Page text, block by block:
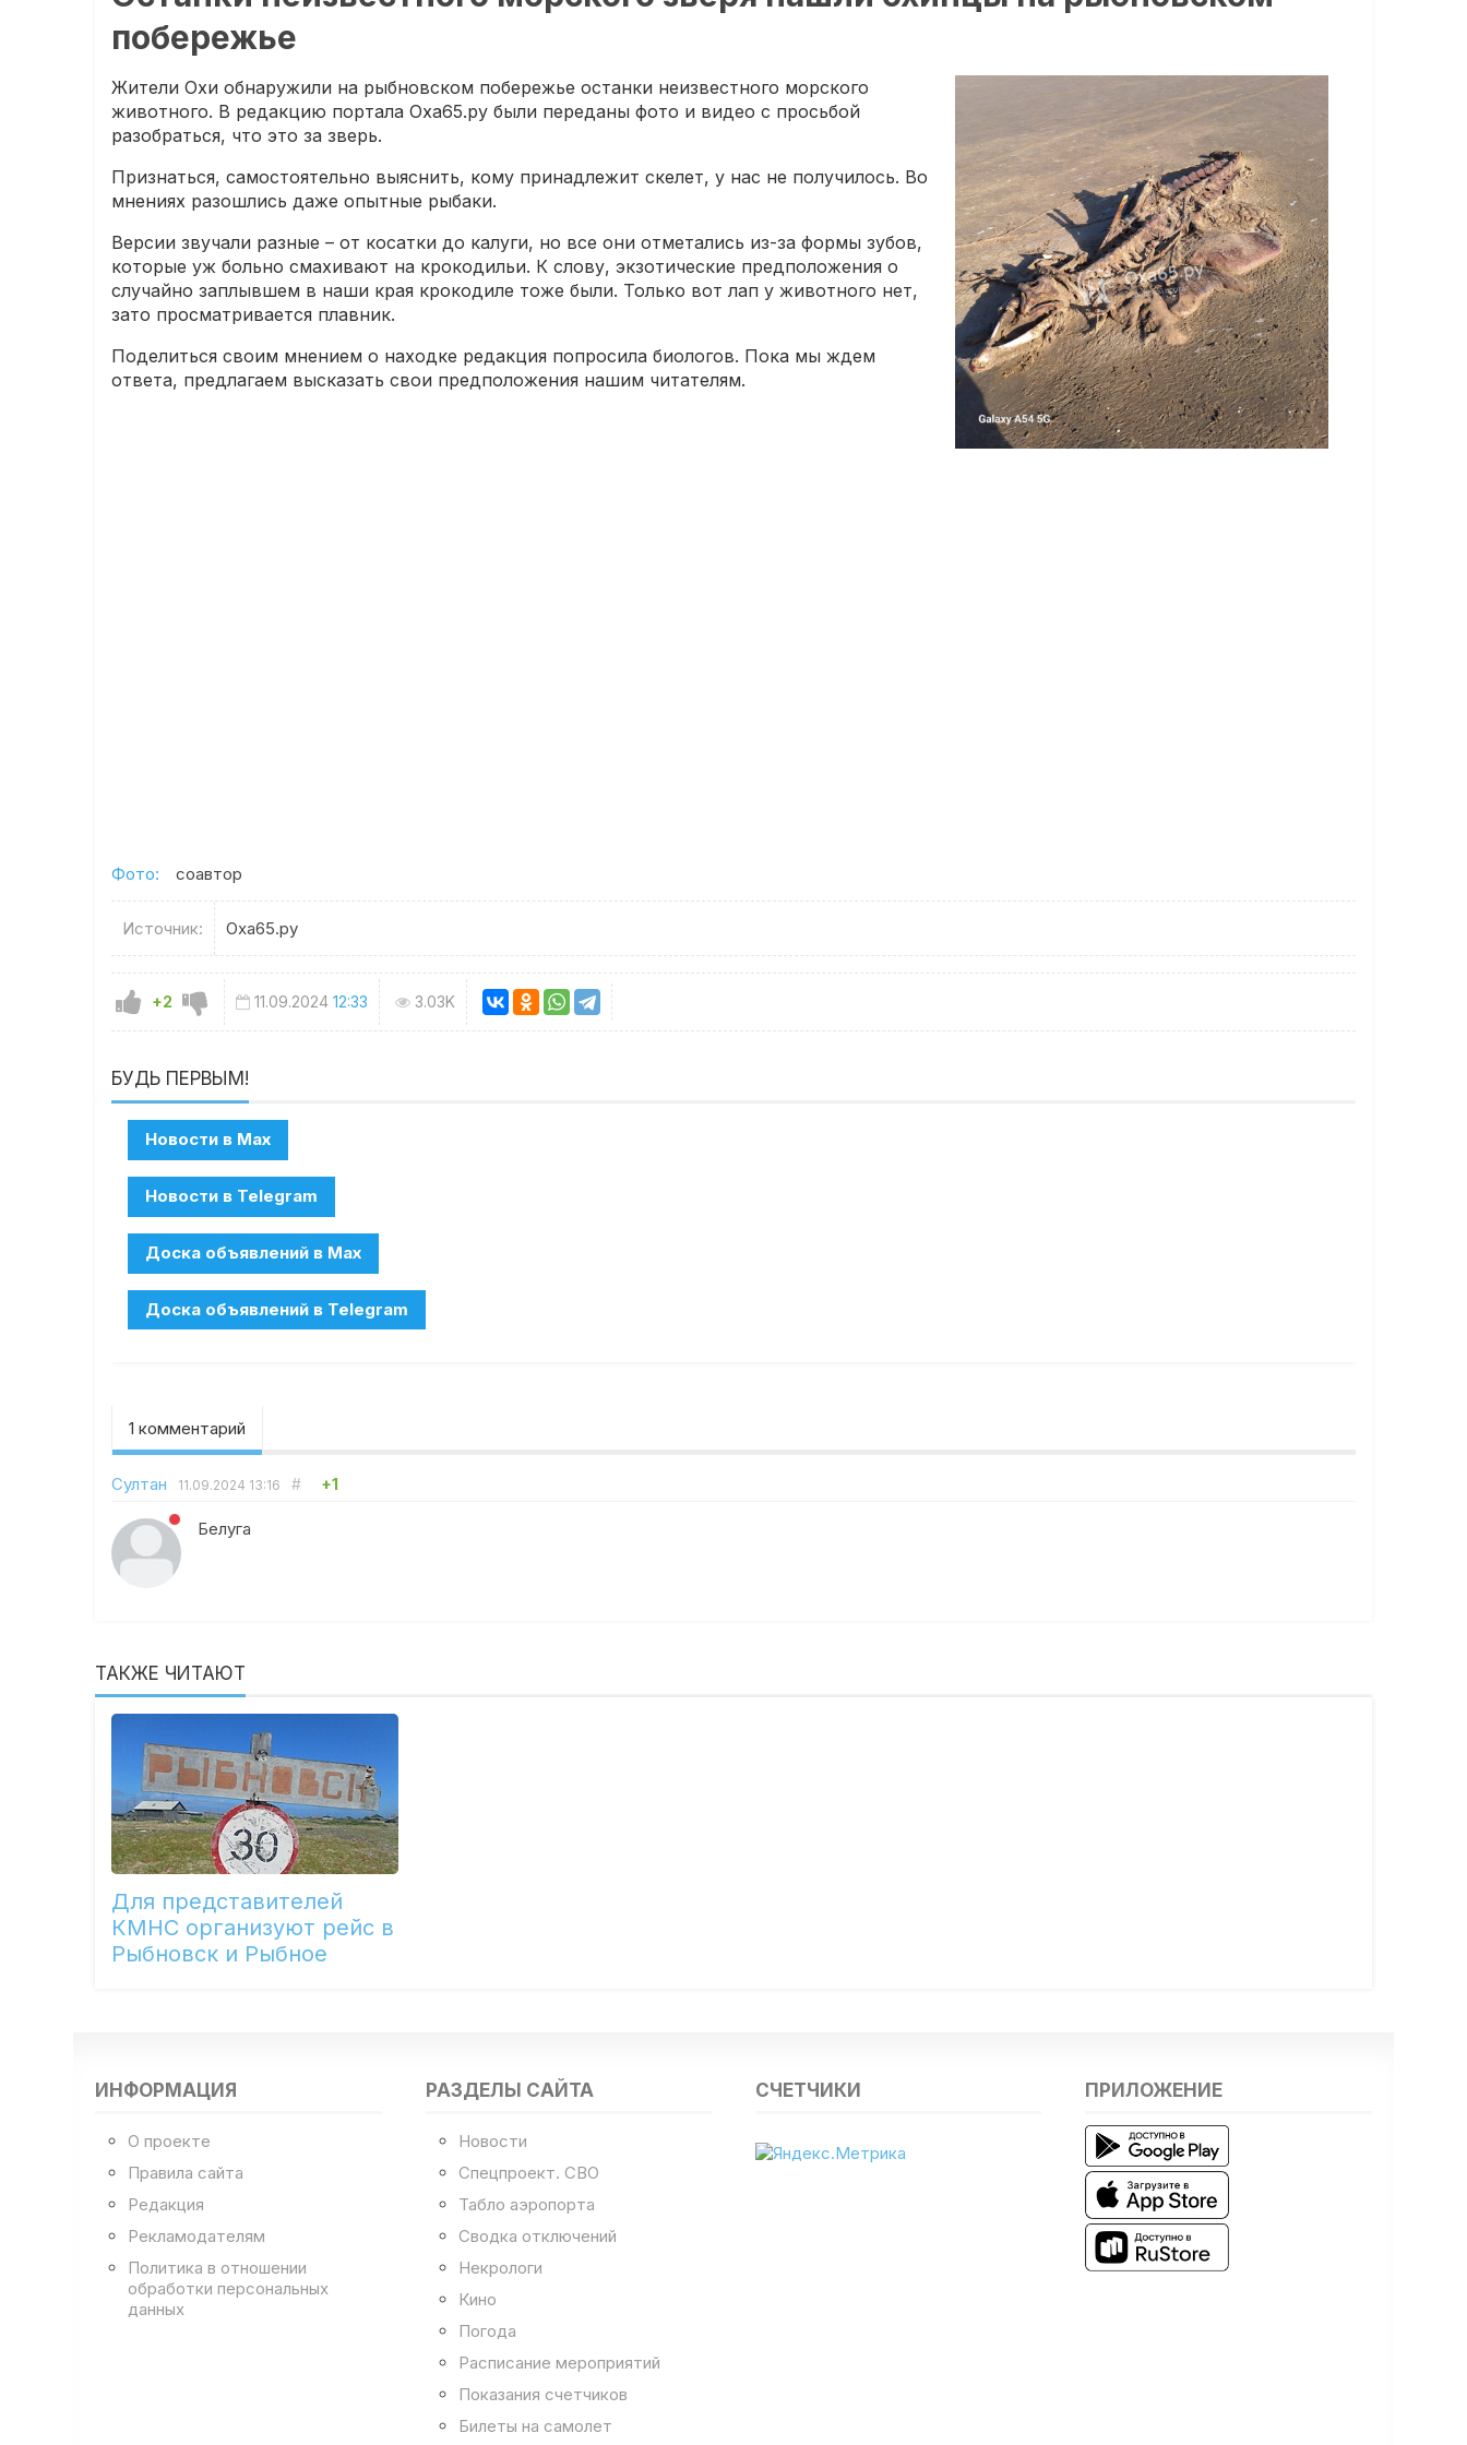
побережье
Жители Охи обнаружили на рыбновском побережье останки неизвестного морского
животного. В редакцию портала Оха65.ру были переданы фото и видео с просьбой
разобраться, что это за зверь.
Признаться, самостоятельно выяснить, кому принадлежит скелет, у нас не получилось. Во
мнениях разошлись даже опытные рыбаки.
Версии звучали разные – от косатки до калуги, но все они отметались из-за формы зубов,
которые уж больно смахивают на крокодильи. К слову, экзотические предположения о
случайно заплывшем в наши края крокодиле тоже были. Только вот лап у животного нет,
зато просматривается плавник.
Поделиться своим мнением о находке редакция попросила биологов. Пока мы ждем
ответа, предлагаем высказать свои предположения нашим читателям.
Фото: соавтор
Источник: Оха65.ру
+2 11.09.2024 12:33 3.03K
БУДЬ ПЕРВЫМ!
1 комментарий
Султан 11.09.2024 13:16 # +1
Белуга
ТАКЖЕ ЧИТАЮТ
Для представителей
КМНС организуют рейс в
Рыбновск и Рыбное
ИНФОРМАЦИЯ
О проекте
Правила сайта
Редакция
Рекламодателям
Политика в отношении
обработки персональных
данных
РАЗДЕЛЫ САЙТА
Новости
Спецпроект. СВО
Табло аэропорта
Сводка отключений
Некрологи
Кино
Погода
Расписание мероприятий
Показания счетчиков
Билеты на самолет
СЧЕТЧИКИ ПРИЛОЖЕНИЕ